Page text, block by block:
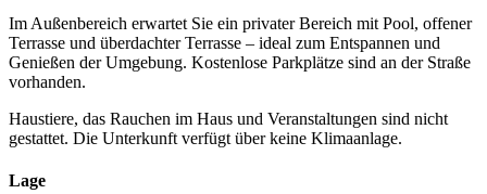
Im Außenbereich erwartet Sie ein privater Bereich mit Pool, offener
Terrasse und überdachter Terrasse – ideal zum Entspannen und
Genießen der Umgebung. Kostenlose Parkplätze sind an der Straße
vorhanden.
Haustiere, das Rauchen im Haus und Veranstaltungen sind nicht
gestattet. Die Unterkunft verfügt über keine Klimaanlage.
Lage